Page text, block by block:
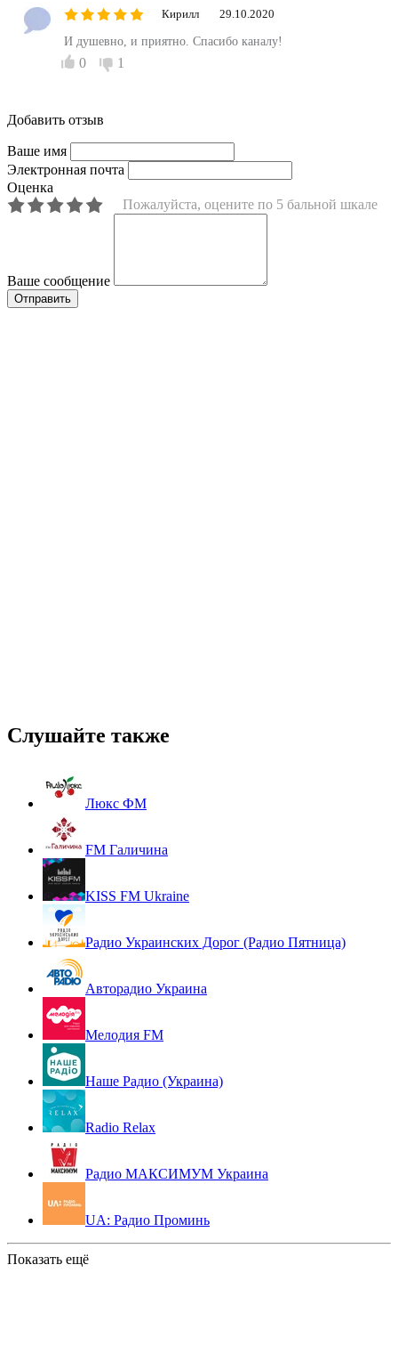
Кирилл 29.10.2020
И душевно, и приятно. Спасибо каналу!
0 1
Добавить отзыв
Ваше имя
Электронная почта
Оценка
Пожалуйста, оцените по 5 бальной шкале
Ваше сообщение
Слушайте также
Люкс ФМ
FM Галичина
KISS FM Ukraine
Радио Украинских Дорог (Радио Пятница)
Авторадио Украина
Мелодия FM
Наше Радио (Украина)
Radio Relax
Радио МАКСИМУМ Украина
UA: Радио Проминь
Показать ещё